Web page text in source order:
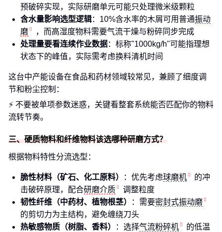
预破碎实现，实际研磨单元可能只处理微米级颗粒
含水量影响选型逻辑：10%含水率的木屑可用普通振动
磨
，而高湿度物料需要气流干燥与粉碎同步完成
处理量要看连续作业数据：标称"1000kg/h"可能指理想
状态下的峰值，实际需考虑换料清机时间
这台中产能设备在食品和药材领域较常见，兼顾了细度调
节和粉尘控制：
⚡ 不要被单项参数迷惑，关键看整套系统能否匹配你的物料
流转节奏。
三、硬质物料和纤维物料该选哪种研磨方式？
根据物料特性分流选型：
脆性材料（矿石、化工原料） ：优先考虑球磨机
的冲
击破碎原理，配合研磨介质
调整粒度
韧性纤维（中药材、植物根茎）
：需要密封式振动磨
的剪切力为主结构，避免缠绕刀头
热敏感物质（树脂、香料）
：选择气流粉碎机
的低温